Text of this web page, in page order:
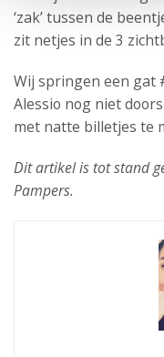
‘zak’ tussen de
zit netjes in de 3
Wij springen een gat
Alessio nog niet
met natte billetjes te
Dit artikel is tot stand
Pampers.